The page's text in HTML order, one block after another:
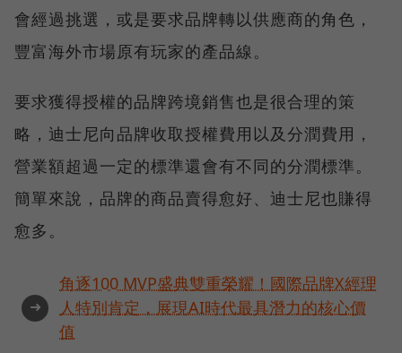
會經過挑選，或是要求品牌轉以供應商的角色，
豐富海外市場原有玩家的產品線。
要求獲得授權的品牌跨境銷售也是很合理的策
略，迪士尼向品牌收取授權費用以及分潤費用，
營業額超過一定的標準還會有不同的分潤標準。
簡單來說，品牌的商品賣得愈好、迪士尼也賺得
愈多。
➜
角逐100 MVP盛典雙重榮耀！國際品牌X經理
人特別肯定，展現AI時代最具潛力的核心價
值